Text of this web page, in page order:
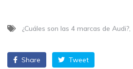
¿Cuáles son las 4 marcas de Audi?
Share Tweet